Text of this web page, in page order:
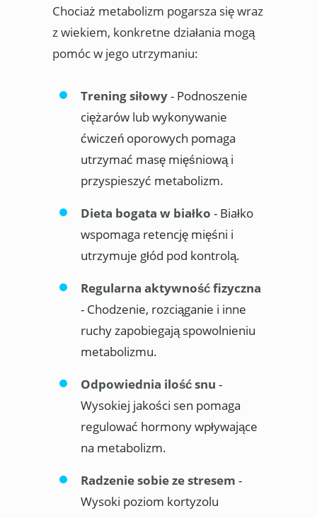
Chociaż metabolizm pogarsza się wraz
z wiekiem, konkretne działania mogą
pomóc w jego utrzymaniu:
Trening siłowy- Podnoszenie
ciężarów lub wykonywanie
ćwiczeń oporowych pomaga
utrzymać masę mięśniową i
przyspieszyć metabolizm.
Dieta bogata w białko - Białko
wspomaga retencję mięśni i
utrzymuje głód pod kontrolą.
Regularna aktywność fizyczna
- Chodzenie, rozciąganie i inne
ruchy zapobiegają spowolnieniu
metabolizmu.
Odpowiednia ilość snu -
Wysokiej jakości sen pomaga
regulować hormony wpływające
na metabolizm.
Radzenie sobie ze stresem -
Wysoki poziom kortyzolu